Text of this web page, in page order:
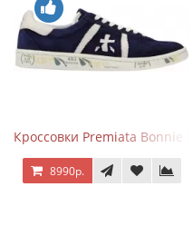
Кроссовки Premiata Bonnie
8990р.